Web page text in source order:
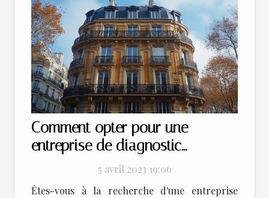
Comment opter pour une
entreprise de diagnostic
immobilier à Paris ?
5 avril 2023 19:06
Êtes-vous à la recherche d'une entreprise